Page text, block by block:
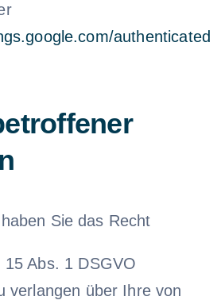
authenticated
Sie das Recht
Abs. 1 DSGVO
verlangen über Ihre von